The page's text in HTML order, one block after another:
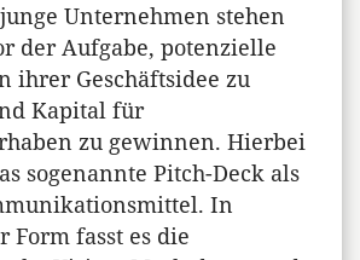
Unternehmen stehen
der Aufgabe, potenzielle
ihrer Geschäftsidee zu
Kapital für
zu gewinnen. Hierbei
sogenannte Pitch-Deck als
In
fasst es die